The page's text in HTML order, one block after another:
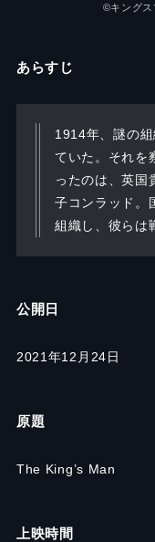
©︎キングス
あらすじ
1914年、謎の
ていた。それを
ったのは、英国
子コンラッド。
組織し、彼らは
公開日
2021年12月24日
原題
The King’s Man
上映時間